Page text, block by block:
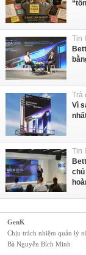
Tin
Trà
Vì
Tin
GenK
Chịu trách nhiệm quản lý
Bà Nguyễn Bích Minh